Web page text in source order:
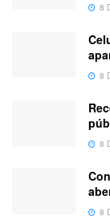
8
8
8
8